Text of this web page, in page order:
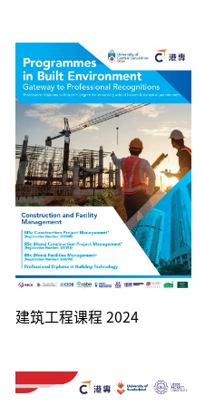
建筑工程课程 2024